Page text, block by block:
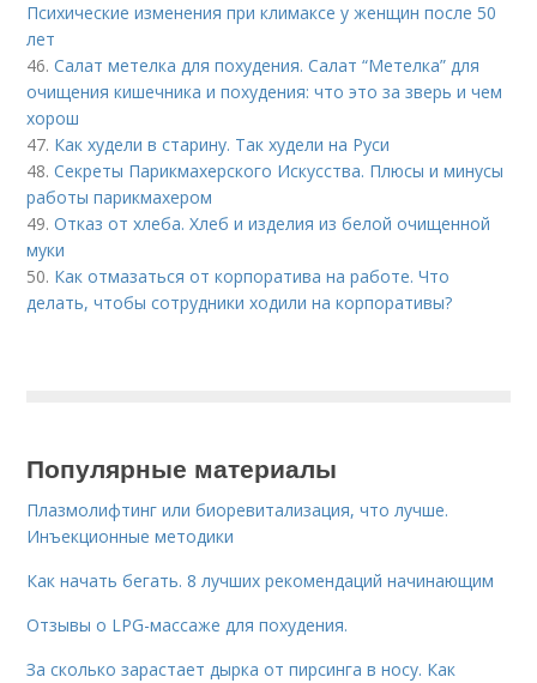
Психические изменения при климаксе у женщин после 50
лет
46.Салат метелка для похудения. Салат “Метелка” для
очищения кишечника и похудения: что это за зверь и чем
хорош
47. Как худели в старину. Так худели на Руси
48.Секреты Парикмахерского Искусства. Плюсы и минусы
работы парикмахером
49.Отказ от хлеба. Хлеб и изделия из белой очищенной
муки
50. Как отмазаться от корпоратива на работе. Что
делать, чтобы сотрудники ходили на корпоративы?
Популярные материалы
Плазмолифтинг или биоревитализация, что лучше.
Инъекционные методики
Как начать бегать. 8 лучших рекомендаций начинающим
Отзывы о LPG-массаже для похудения.
За сколько зарастает дырка от пирсинга в носу. Как